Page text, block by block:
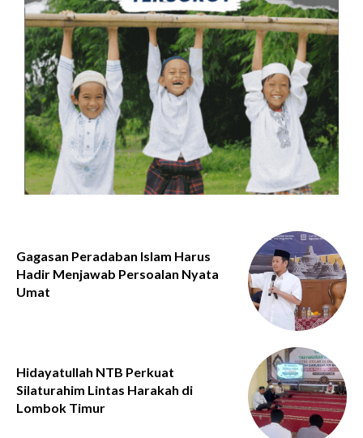
Gagasan Peradaban Islam Harus
Hadir Menjawab Persoalan Nyata
Umat
Hidayatullah NTB Perkuat
Silaturahim Lintas Harakah di
Lombok Timur